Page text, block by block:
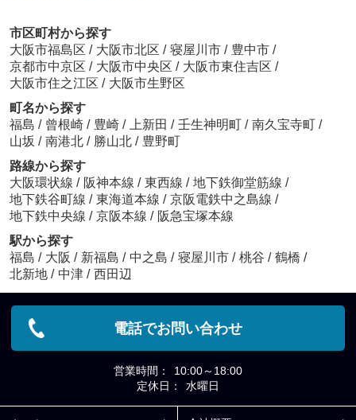
市区町村から探す
大阪市福島区 / 大阪市北区 / 寝屋川市 / 豊中市 /
京都市中京区 / 大阪市中央区 / 大阪市東住吉区 /
大阪市住之江区 / 大阪市生野区
町名から探す
福島 / 曾根崎 / 豊崎 / 上新田 / 壬生神明町 / 南久宝寺町 /
山坂 / 南港北 / 勝山北 / 豊野町
路線から探す
大阪環状線 / 阪神本線 / 東西線 / 地下鉄御堂筋線 /
地下鉄谷町線 / 東海道本線 / 京阪電鉄中之島線 /
地下鉄中央線 / 京阪本線 / 阪急宝塚本線
駅から探す
福島 / 大阪 / 新福島 / 中之島 / 寝屋川市 / 桃谷 / 鶴橋 /
北新地 / 中津 / 西田辺
電話でお問い合わせ
営業時間：
10:00～18:00
定休日：
水曜日